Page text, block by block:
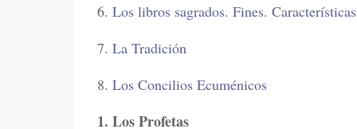
6. Los libros sagrados. Fines. Características
7. La Tradición
8. Los Concilios Ecuménicos
1. Los Profetas